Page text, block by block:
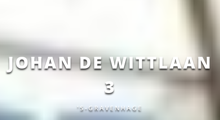
JOHAN DE WITTLAAN
3
'S-GRAVENHAGE